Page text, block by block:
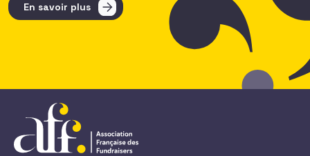
En savoir plus